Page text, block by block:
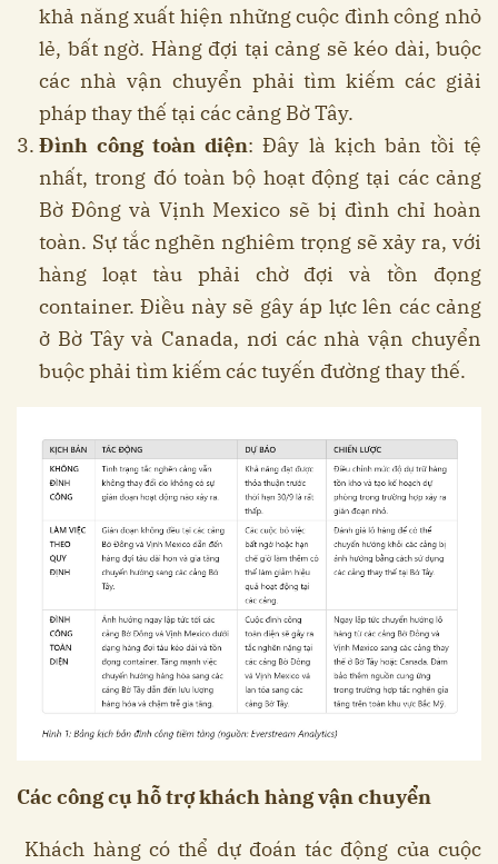
khả năng xuất hiện những cuộc đình công nhỏ
lẻ, bất ngờ. Hàng đợi tại cảng sẽ kéo dài, buộc
các nhà vận chuyển phải tìm kiếm các giải
pháp thay thế tại các cảng Bờ Tây.
Đình công toàn diện: Đây là kịch bản tồi tệ
nhất, trong đó toàn bộ hoạt động tại các cảng
Bờ Đông và Vịnh Mexico sẽ bị đình chỉ hoàn
toàn. Sự tắc nghẽn nghiêm trọng sẽ xảy ra, với
hàng loạt tàu phải chờ đợi và tồn đọng
container. Điều này sẽ gây áp lực lên các cảng
ở Bờ Tây và Canada, nơi các nhà vận chuyển
buộc phải tìm kiếm các tuyến đường thay thế.
Các công cụ hỗ trợ khách hàng vận chuyển
Khách hàng có thể dự đoán tác động của cuộc